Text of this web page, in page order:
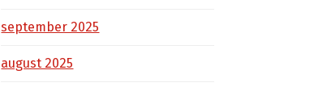
september 2025
august 2025